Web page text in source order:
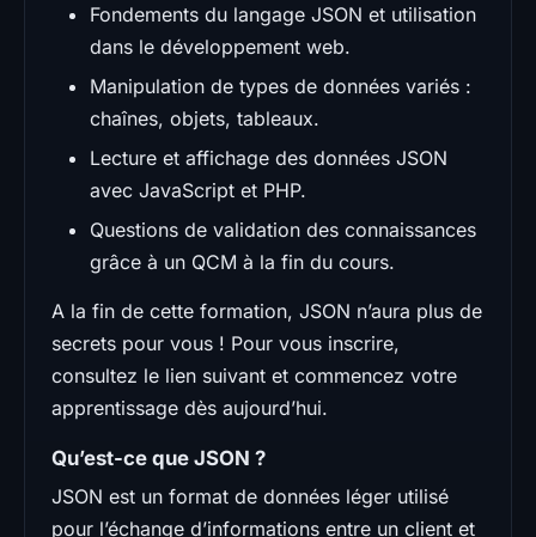
Fondements du langage JSON et utilisation
dans le développement web.
Manipulation de types de données variés :
chaînes, objets, tableaux.
Lecture et affichage des données JSON
avec JavaScript et PHP.
Questions de validation des connaissances
grâce à un QCM à la fin du cours.
A la fin de cette formation, JSON n’aura plus de
secrets pour vous ! Pour vous inscrire,
consultez le lien suivant et commencez votre
apprentissage dès aujourd’hui.
Qu’est-ce que JSON ?
JSON est un format de données léger utilisé
pour l’échange d’informations entre un client et